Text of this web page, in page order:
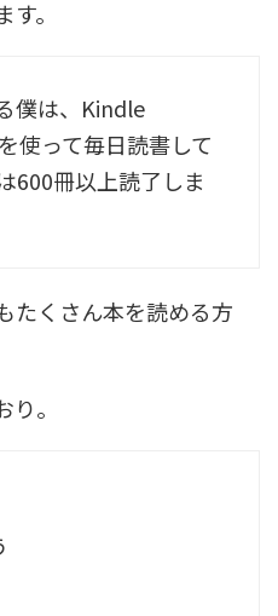
。
僕は、Kindle
使って毎日読書して
600冊以上読了しま
たくさん本を読める方
。